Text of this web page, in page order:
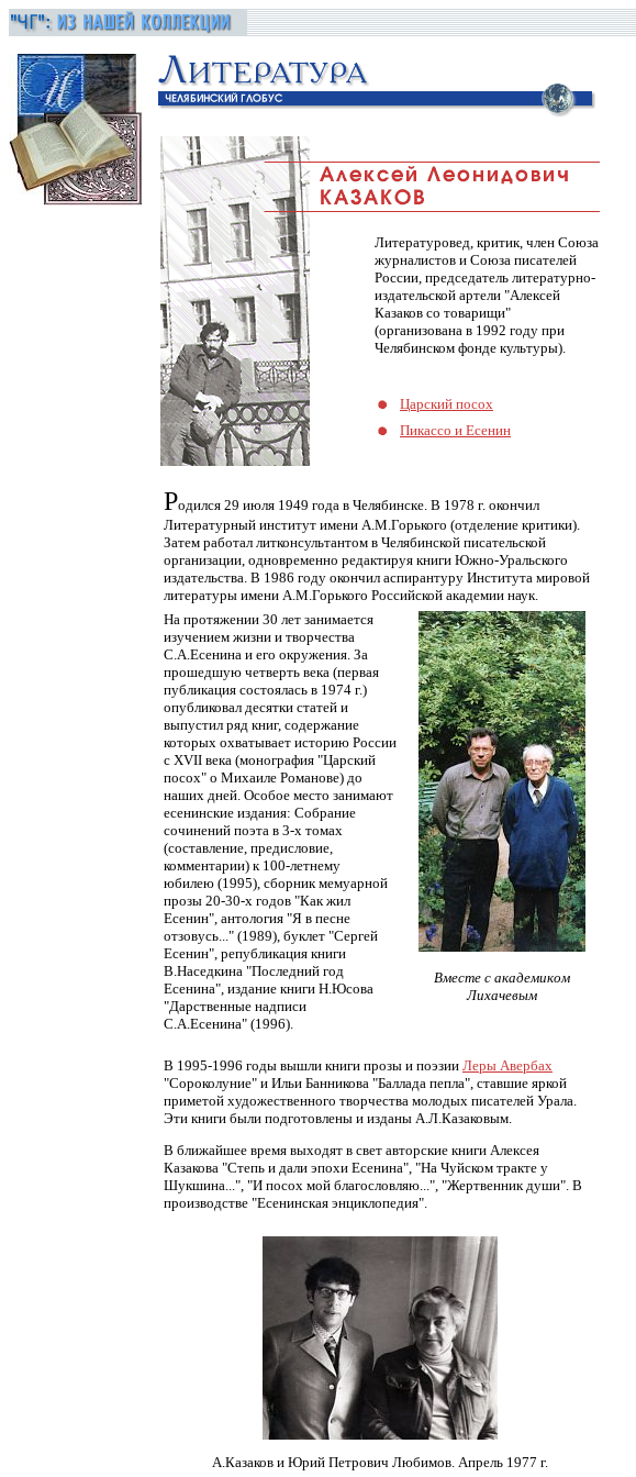
Литературовед, критик, член Союза
журналистов и Союза писателей
России, председатель литературно-
издательской артели "Алексей
Казаков со товарищи"
(организована в 1992 году при
Челябинском фонде культуры).
Царский посох
Пикассо и Есенин
Родился 29 июля 1949 года в Челябинске. В 1978 г. окончил
Литературный институт имени А.М.Горького (отделение критики).
Затем работал литконсультантом в Челябинской писательской
организации, одновременно редактируя книги Южно-Уральского
издательства. В 1986 году окончил аспирантуру Института мировой
литературы имени А.М.Горького Российской академии наук.
На протяжении 30 лет занимается
изучением жизни и творчества
С.А.Есенина и его окружения. За
прошедшую четверть века (первая
публикация состоялась в 1974 г.)
опубликовал десятки статей и
выпустил ряд книг, содержание
которых охватывает историю России
с XVII века (монография "Царский
посох" о Михаиле Романове) до
наших дней. Особое место занимают
есенинские издания: Собрание
сочинений поэта в 3-х томах
(составление, предисловие,
комментарии) к 100-летнему
юбилею (1995), сборник мемуарной
прозы 20-30-х годов "Как жил
Есенин", антология "Я в песне
отзовусь..." (1989), буклет "Сергей
Есенин", републикация книги
В.Наседкина "Последний год
Есенина", издание книги Н.Юсова
"Дарственные надписи
С.А.Есенина" (1996).
Вместе с академиком
Лихачевым
В 1995-1996 годы вышли книги прозы и поэзии Леры Авербах
"Сороколуние" и Ильи Банникова "Баллада пепла", ставшие яркой
приметой художественного творчества молодых писателей Урала.
Эти книги были подготовлены и изданы А.Л.Казаковым.
В ближайшее время выходят в свет авторские книги Алексея
Казакова "Степь и дали эпохи Есенина", "На Чуйском тракте у
Шукшина...", "И посох мой благословляю...", "Жертвенник души". В
производстве "Есенинская энциклопедия".
А.Казаков и Юрий Петрович Любимов. Апрель 1977 г.